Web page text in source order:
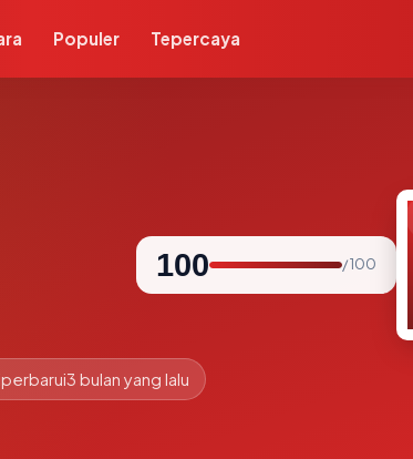
Populer Tepercaya
100 / 100
3 bulan yang lalu